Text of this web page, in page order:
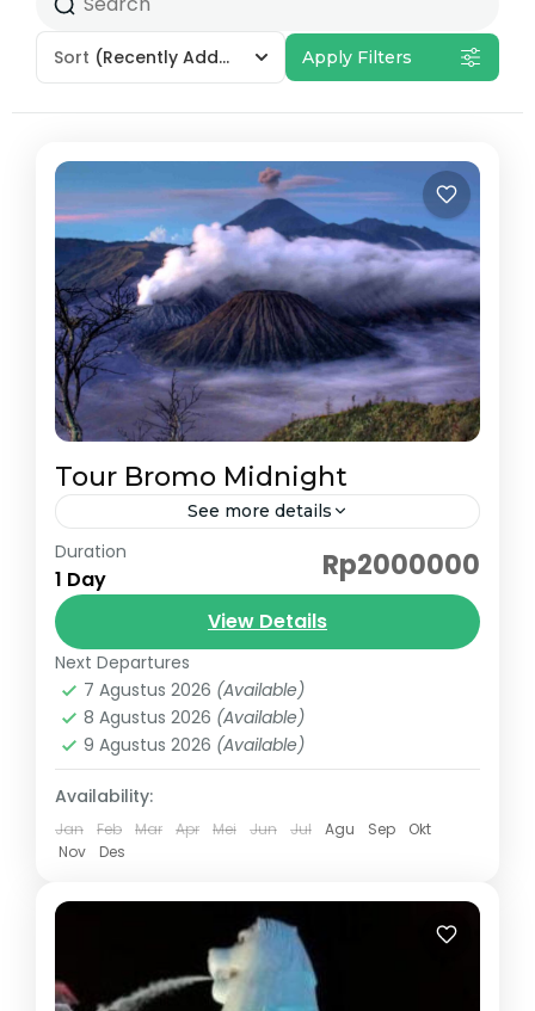
Sort (Recently Added) Apply Filters
Tour Bromo Midnight
See more details
Tour Bromo Midnight - Cari paket tour
bromo dengan fasilitas lengkap dan harga
yang hemat di kantong? jika "IYA" anda
berada di tempat yang tepat....
Tour Bromo
Duration
1 Day Rp2000000
View Details
Next Departures
7 Agustus 2026 (Available)
8 Agustus 2026 (Available)
9 Agustus 2026 (Available)
Availability:
Jan Feb Mar Apr Mei Jun Jul Agu Sep
Okt
Nov
Des